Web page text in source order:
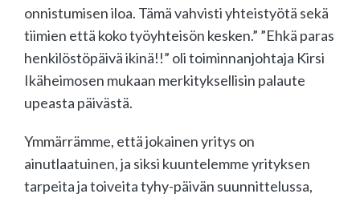
onnistumisen iloa. Tämä vahvisti yhteistyötä sekä
tiimien että koko työyhteisön kesken.” ”Ehkä paras
henkilöstöpäivä ikinä!!” oli toiminnanjohtaja Kirsi
Ikäheimosen mukaan merkityksellisin palaute
upeasta päivästä.
Ymmärrämme, että jokainen yritys on
ainutlaatuinen, ja siksi kuuntelemme yrityksen
tarpeita ja toiveita tyhy-päivän suunnittelussa,